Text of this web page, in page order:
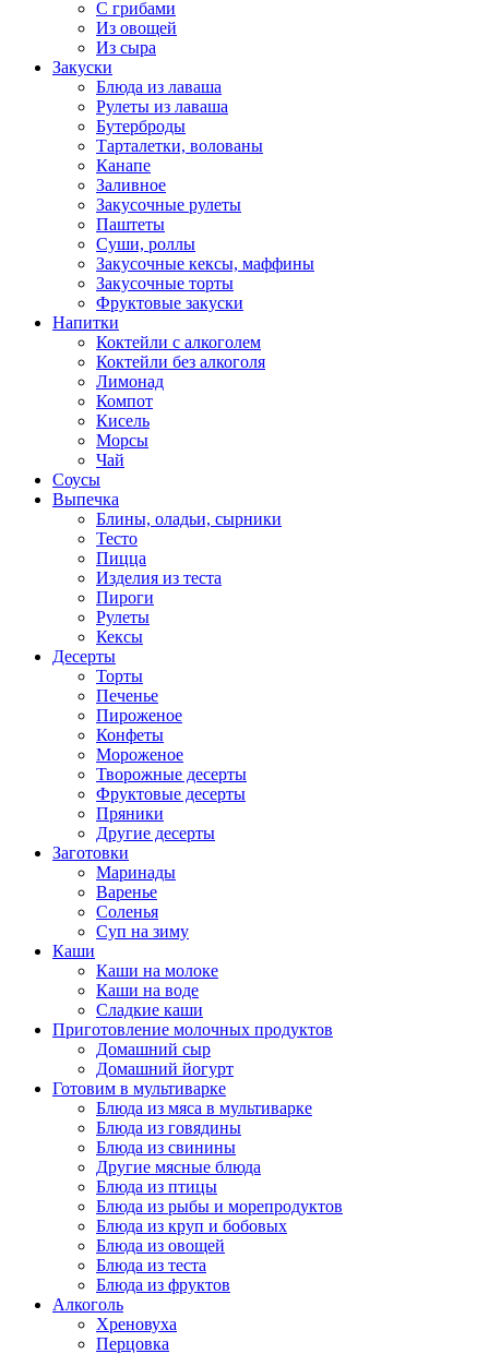
С грибами
Из овощей
Из сыра
Закуски
Блюда из лаваша
Рулеты из лаваша
Бутерброды
Тарталетки, волованы
Канапе
Заливное
Закусочные рулеты
Паштеты
Суши, роллы
Закусочные кексы, маффины
Закусочные торты
Фруктовые закуски
Напитки
Коктейли с алкоголем
Коктейли без алкоголя
Лимонад
Компот
Кисель
Морсы
Чай
Соусы
Выпечка
Блины, оладьи, сырники
Тесто
Пицца
Изделия из теста
Пироги
Рулеты
Кексы
Десерты
Торты
Печенье
Пироженое
Конфеты
Мороженое
Творожные десерты
Фруктовые десерты
Пряники
Другие десерты
Заготовки
Маринады
Варенье
Соленья
Суп на зиму
Каши
Каши на молоке
Каши на воде
Сладкие каши
Приготовление молочных продуктов
Домашний сыр
Домашний йогурт
Готовим в мультиварке
Блюда из мяса в мультиварке
Блюда из говядины
Блюда из свинины
Другие мясные блюда
Блюда из птицы
Блюда из рыбы и морепродуктов
Блюда из круп и бобовых
Блюда из овощей
Блюда из теста
Блюда из фруктов
Алкоголь
Хреновуха
Перцовка